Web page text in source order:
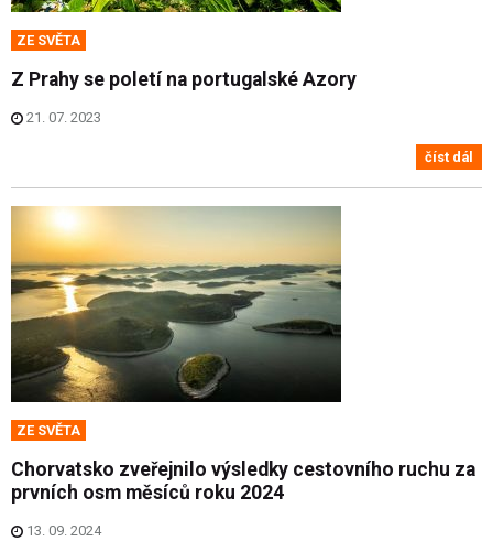
ZE SVĚTA
Z Prahy se poletí na portugalské Azory
21. 07. 2023
číst dál
ZE SVĚTA
Chorvatsko zveřejnilo výsledky cestovního ruchu za
prvních osm měsíců roku 2024
13. 09. 2024